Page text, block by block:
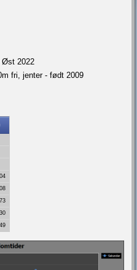
Øst 2022
fri, jenter - født 2009